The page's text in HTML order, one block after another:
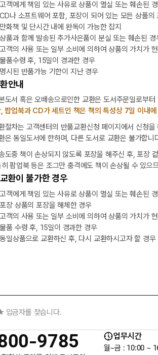
객에게 책임 있는 사유로 상품이 멸실 또는 훼손된
나 소프트웨어 포함, 포장이 되어 있는 모든 상품의
화책 및 단시간 내에 완독이 가능한 잡지
품과 함께 발송된 추가사은품이 분실 또는 훼손된 경
객의 사용 또는 일부 소비에 의하여 상품의 가치가
품수령 후, 15일이 경과한 경우
시된 반품가능 기한이 지난 경우
안내
도서 혹은 오배송으로인한 교환은 도서주문일로부
팝업북과 CD가 세트인 책은 책의 특성상 7일 이내
절차는 고객센터의 반품교환신청 페이지에서 신청
은 동일도서에 한하며, 다른 도서로 교환은 불가합니
도중 책이 손상되지 않도록 포장을 해주신 후, 포장
팝업북 등은 조그만 충격에도 책이 손상될 수 있으
교환이 불가한 경우
객에게 책임 있는 사유로 상품이 멸실 또는 훼손된
장 상품의 포장을 해체한 경우
객의 사용 또는 일부 소비에 의하여 상품의 가치가
품 수령 후, 15일이 경과한 경우
일상품으로 교환하신 후, 다시 교환하시고자 할 경
택배 없는 날 배송 업무 안내
입금자를 찾습니다.
3일 지방선거일 휴무 안내
9785 업무시간
월~금 : 10:00 ~